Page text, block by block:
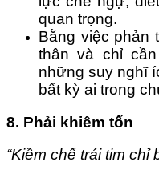
quan trọng.
Bằng việc phản
thân và chỉ
những suy nghĩ
bất kỳ ai trong
8. Phải khiêm tốn
“Kiềm chế trái tim chỉ